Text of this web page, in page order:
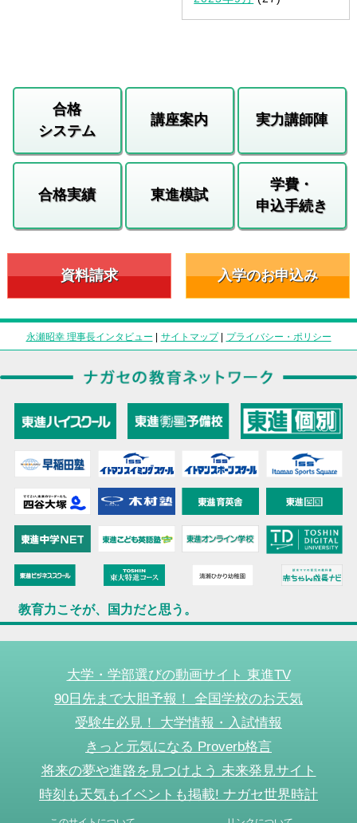
合格
システム
講座案内 実力講師陣
合格実績 東進模試
学費・
申込手続き
資料請求 入学のお申込み
永瀬昭幸 理事長インタビュー | サイトマップ| プライバシー・ポリシー
教育力こそが、国力だと思う。
大学・学部選びの動画サイト 東進TV
90日先まで大胆予報！ 全国学校のお天気
受験生必見！ 大学情報・入試情報
きっと元気になる Proverb格言
将来の夢や進路を見つけよう 未来発見サイト
時刻も天気もイベントも掲載! ナガセ世界時計